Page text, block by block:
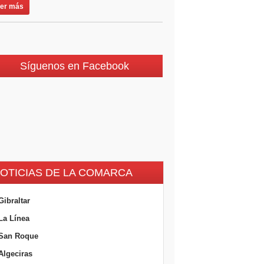
más
Síguenos en Facebook
DE LA COMARCA
Línea
Roque